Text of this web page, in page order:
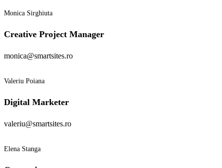
Monica Sirghiuta
Creative Project Manager
monica@smartsites.ro
Valeriu Poiana
Digital Marketer
valeriu@smartsites.ro
Elena Stanga